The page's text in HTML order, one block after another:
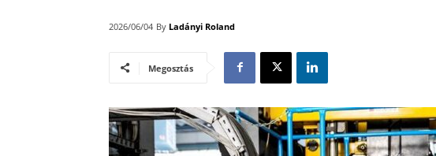
2026/06/04 By Ladányi Roland
Megosztás